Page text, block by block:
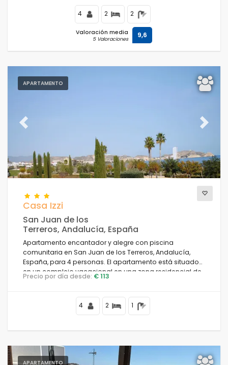
4
2 2
Valoración media
5 Valoraciones 9,6
APARTAMENTO
Previous Next
Casa Izzi
San Juan de los
Terreros, Andalucía, España
Apartamento encantador y alegre con piscina
comunitaria en San Juan de los Terreros, Andalucía,
España, para 4 personas. El apartamento está situado
en un complejo vacacional en una zona residencial de
playa, cerca de restaurantes y bares, supermercados,
Precio por día desde: € 113
4 2 1
APARTAMENTO